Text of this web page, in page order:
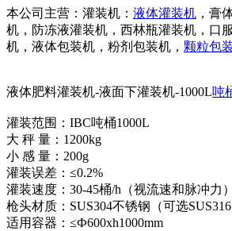
本公司主营：灌装机： 液体灌装机 ，膏
机，防冻液灌装机，西林瓶灌装机，口
机，液体包装机，粉剂包装机， 颗粒包
液体肥料灌装机-液面下灌装机-1000L吨
灌装范围：IBC吨桶1000L
大 秤 量：1200kg
小 感 量：200g
灌装误差：≤0.2%
灌装速度：30-45桶/h（视流速和脉冲力）
枪头材质：SUS304不锈钢（可选SUS316
适用容器：≤Ф600xh1000mm